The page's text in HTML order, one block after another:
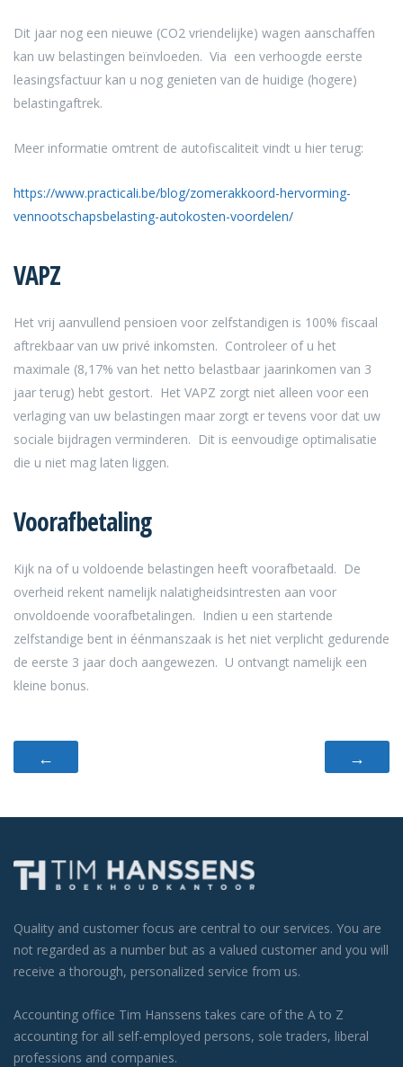
Dit jaar nog een nieuwe (CO2 vriendelijke) wagen aanschaffen
kan uw belastingen beïnvloeden. Via een verhoogde eerste
leasingsfactuur kan u nog genieten van de huidige (hogere)
belastingaftrek.
Meer informatie omtrent de autofiscaliteit vindt u hier terug:
https://www.practicali.be/blog/zomerakkoord-hervorming-
vennootschapsbelasting-autokosten-voordelen/
VAPZ
Het vrij aanvullend pensioen voor zelfstandigen is 100% fiscaal
aftrekbaar van uw privé inkomsten. Controleer of u het
maximale (8,17% van het netto belastbaar jaarinkomen van 3
jaar terug) hebt gestort. Het VAPZ zorgt niet alleen voor een
verlaging van uw belastingen maar zorgt er tevens voor dat uw
sociale bijdragen verminderen. Dit is eenvoudige optimalisatie
die u niet mag laten liggen.
Voorafbetaling
Kijk na of u voldoende belastingen heeft voorafbetaald. De
overheid rekent namelijk nalatigheidsintresten aan voor
onvoldoende voorafbetalingen. Indien u een startende
zelfstandige bent in éénmanszaak is het niet verplicht gedurende
de eerste 3 jaar doch aangewezen. U ontvangt namelijk een
kleine bonus.
← →
Quality and customer focus are central to our services. You are
not regarded as a number but as a valued customer and you will
receive a thorough, personalized service from us.
Accounting office Tim Hanssens takes care of the A to Z
accounting for all self-employed persons, sole traders, liberal
professions and companies.